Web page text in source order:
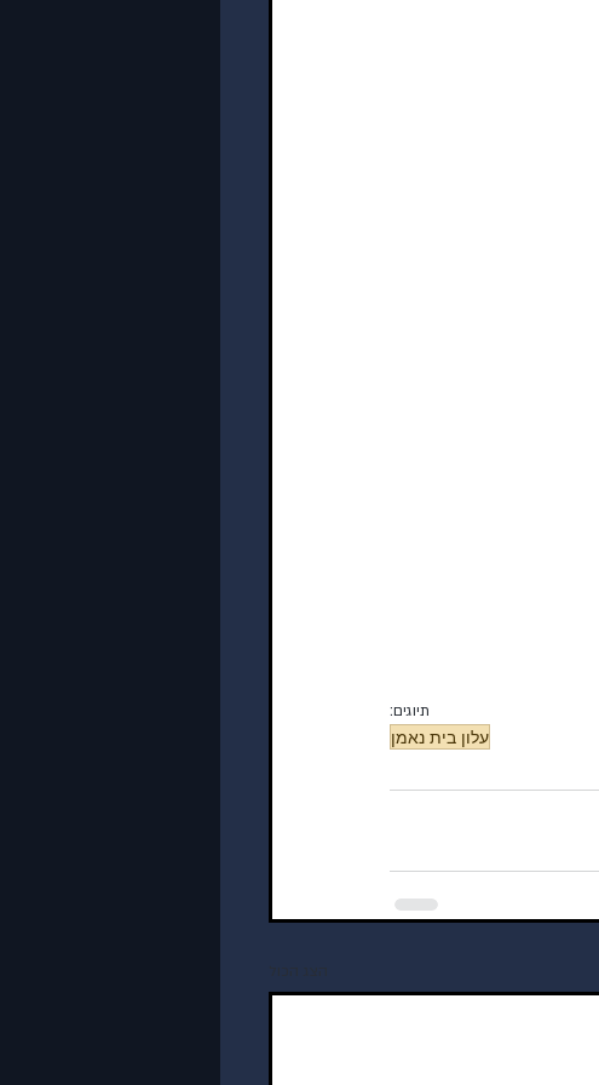
תיוגים:
עלון בית נאמן